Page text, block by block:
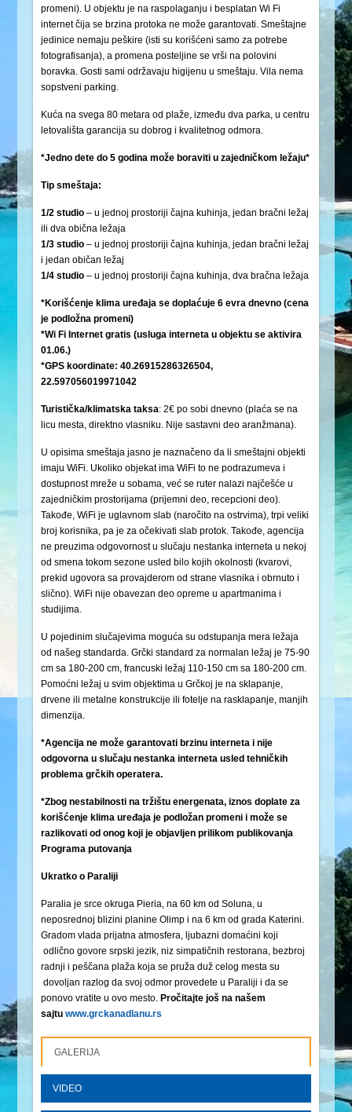
promeni). U objektu je na raspolaganju i besplatan Wi Fi
internet čija se brzina protoka ne može garantovati. Smeštajne
jedinice nemaju peškire (isti su korišćeni samo za potrebe
fotografisanja), a promena posteljine se vrši na polovini
boravka. Gosti sami održavaju higijenu u smeštaju. Vila nema
sopstveni parking.
Kuća na svega 80 metara od plaže, između dva parka, u centru
letovališta garancija su dobrog i kvalitetnog odmora.
*Jedno dete do 5 godina može boraviti u zajedničkom ležaju*
Tip smeštaja:
1/2 studio – u jednoj prostoriji čajna kuhinja, jedan bračni ležaj
ili dva obična ležaja
1/3 studio – u jednoj prostoriji čajna kuhinja, jedan bračni ležaj
i jedan običan ležaj
1/4 studio – u jednoj prostoriji čajna kuhinja, dva bračna ležaja
*Korišćenje klima uređaja se doplaćuje 6 evra dnevno (cena
je podložna promeni)
*Wi Fi Internet gratis (usluga interneta u objektu se aktivira
01.06.)
*GPS koordinate: 40.26915286326504,
22.597056019971042
Turistička/klimatska taksa: 2€ po sobi dnevno (plaća se na
licu mesta, direktno vlasniku. Nije sastavni deo aranžmana).
U opisima smeštaja jasno je naznačeno da li smeštajni objekti
imaju WiFi. Ukoliko objekat ima WiFi to ne podrazumeva i
dostupnost mreže u sobama, već se ruter nalazi najčešće u
zajedničkim prostorijama (prijemni deo, recepcioni deo).
Takođe, WiFi je uglavnom slab (naročito na ostrvima), trpi veliki
broj korisnika, pa je za očekivati slab protok. Takođe, agencija
ne preuzima odgovornost u slučaju nestanka interneta u nekoj
od smena tokom sezone usled bilo kojih okolnosti (kvarovi,
prekid ugovora sa provajderom od strane vlasnika i obrnuto i
slično). WiFi nije obavezan deo opreme u apartmanima i
studijima.
U pojedinim slučajevima moguća su odstupanja mera ležaja
od našeg standarda. Grčki standard za normalan ležaj je 75-90
cm sa 180-200 cm, francuski ležaj 110-150 cm sa 180-200 cm.
Pomoćni ležaj u svim objektima u Grčkoj je na sklapanje,
drvene ili metalne konstrukcije ili fotelje na rasklapanje, manjih
dimenzija.
*Agencija ne može garantovati brzinu interneta i nije
odgovorna u slučaju nestanka interneta usled tehničkih
problema grčkih operatera.
*Zbog nestabilnosti na tržištu energenata, iznos doplate za
korišćenje klima uređaja je podložan promeni i može se
razlikovati od onog koji je objavljen prilikom publikovanja
Programa putovanja
Ukratko o Paraliji
Paralia je srce okruga Pieria, na 60 km od Soluna, u
neposrednoj blizini planine Olimp i na 6 km od grada Katerini.
Gradom vlada prijatna atmosfera, ljubazni domaćini koji
odlično govore srpski jezik, niz simpatičnih restorana, bezbroj
radnji i peščana plaža koja se pruža duž celog mesta su
dovoljan razlog da svoj odmor provedete u Paraliji i da se
ponovo vratite u ovo mesto. Pročitajte još na našem
sajtuwww.grckanadlanu.rs
GALERIJA
VIDEO